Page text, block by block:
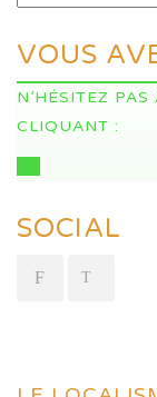
VOUS
N’HÉSITEZ
CLIQUANT :
SOCIAL